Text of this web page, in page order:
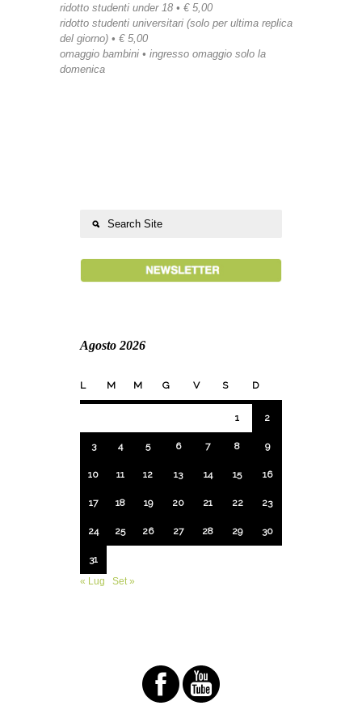
ridotto studenti under 18 • € 5,00
ridotto studenti universitari (solo per ultima replica
del giorno) • € 5,00
omaggio bambini • ingresso omaggio solo la
domenica
Agosto 2026
L M M G V S D
1 2
3 4 5 6 7 8 9
10 11 12 13 14 15 16
17 18 19 20 21 22 23
24 25 26 27 28 29 30
31
« Lug
Set »